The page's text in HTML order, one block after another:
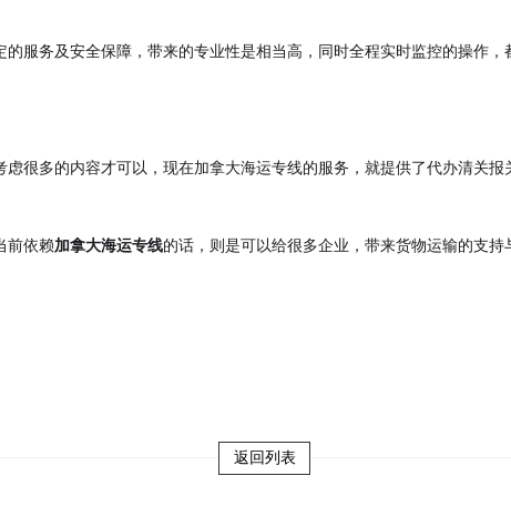
服务及安全保障，带来的专业性是相当高，同时全程实时监控的操作
很多的内容才可以，现在加拿大海运专线的服务，就提供了代办清关
前依赖加拿大海运专线的话，则是可以给很多企业，带来货物运输的支
返回列表